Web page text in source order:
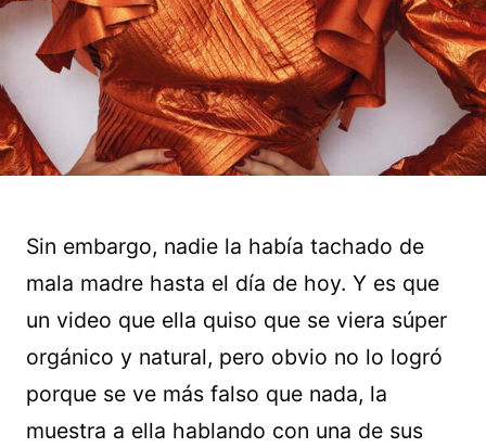
Sin embargo, nadie la había tachado de
mala madre hasta el día de hoy. Y es que
un video que ella quiso que se viera súper
orgánico y natural, pero obvio no lo logró
porque se ve más falso que nada, la
muestra a ella hablando con una de sus